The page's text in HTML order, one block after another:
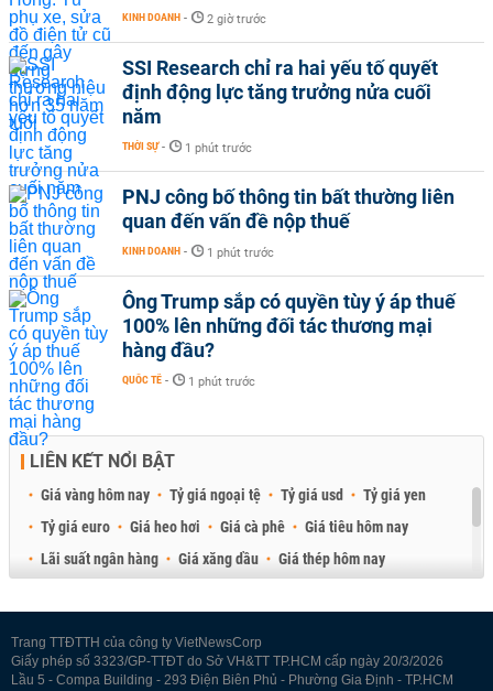
KINH DOANH - 2 giờ trước
SSI Research chỉ ra hai yếu tố quyết
định động lực tăng trưởng nửa cuối
năm
THỜI SỰ - 1 phút trước
PNJ công bố thông tin bất thường liên
quan đến vấn đề nộp thuế
KINH DOANH - 1 phút trước
Ông Trump sắp có quyền tùy ý áp thuế
100% lên những đối tác thương mại
hàng đầu?
QUỐC TẾ - 1 phút trước
LIÊN KẾT NỔI BẬT
Giá vàng hôm nay Tỷ giá ngoại tệ Tỷ giá usd
Tỷ giá yen
Tỷ giá euro
Giá heo hơi Giá cà phê
Giá tiêu hôm nay
Lãi suất ngân hàng
Giá xăng dầu
Giá thép hôm nay
Trang TTĐTTH của công ty VietNewsCorp
Giấy phép số 3323/GP-TTĐT do Sở VH&TT TP.HCM cấp ngày 20/3/2026
Lầu 5 - Compa Building - 293 Điện Biên Phủ - Phường Gia Định - TP.HCM